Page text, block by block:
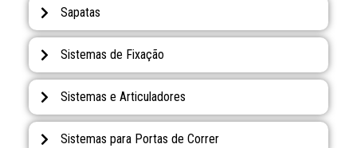
Sapatas
Sistemas de Fixação
Sistemas e Articuladores
Sistemas para Portas de Correr